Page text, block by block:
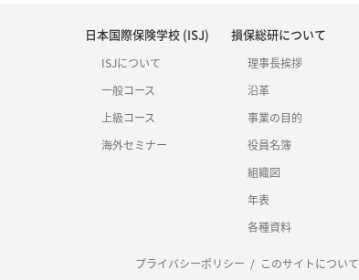
日本国際保険学校 (ISJ)
ISJについて
一般コース
上級コース
海外セミナー
損保総研について
理事長挨拶
沿革
事業の目的
役員名簿
組織図
年表
各種資料
プライバシーポリシー / このサイトについて